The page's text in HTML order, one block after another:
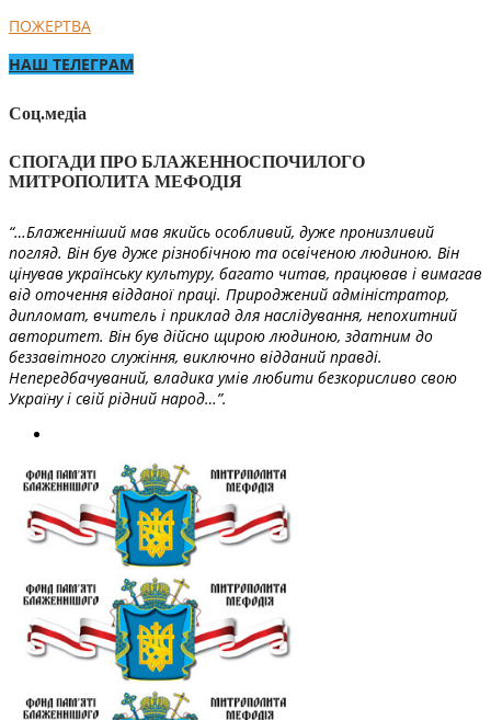
ПОЖЕРТВА
НАШ ТЕЛЕГРАМ
Соц.медіа
СПОГАДИ ПРО БЛАЖЕННОСПОЧИЛОГО
МИТРОПОЛИТА МЕФОДІЯ
“…Блаженніший мав якийсь особливий, дуже пронизливий
погляд. Він був дуже різнобічною та освіченою людиною. Він
цінував українську культуру, багато читав, працював і вимагав
від оточення відданої праці. Природжений адміністратор,
дипломат, вчитель і приклад для наслідування, непохитний
авторитет. Він був дійсно щирою людиною, здатним до
беззавітного служіння, виключно відданий правді.
Непередбачуваний, владика умів любити безкорисливо свою
Україну і свій рідний народ…”.